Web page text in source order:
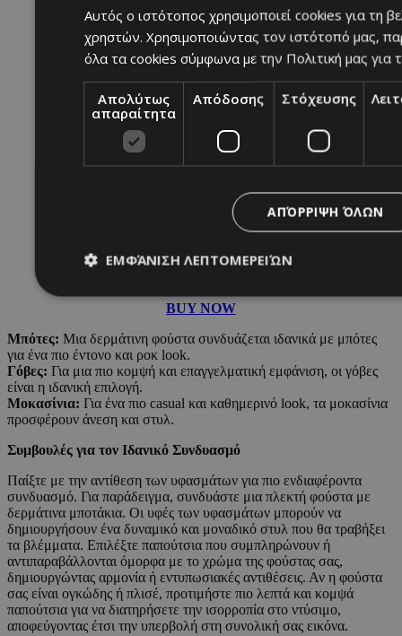
BUY NOW
Μπότες: Μια δερμάτινη φούστα συνδυάζεται ιδανικά με μπότες
για ένα πιο έντονο και ροκ look.
Γόβες: Για μια πιο κομψή και επαγγελματική εμφάνιση, οι γόβες
είναι η ιδανική επιλογή.
Μοκασίνια: Για ένα πιο casual και καθημερινό look, τα μοκασίνια
προσφέρουν άνεση και στυλ.
Συμβουλές για τον Ιδανικό Συνδυασμό
Παίξτε με την αντίθεση των υφασμάτων για πιο ενδιαφέροντα
συνδυασμό. Για παράδειγμα, συνδυάστε μια πλεκτή φούστα με
δερμάτινα μποτάκια. Οι υφές των υφασμάτων μπορούν να
δημιουργήσουν ένα δυναμικό και μοναδικό στυλ που θα τραβήξει
τα βλέμματα. Επιλέξτε παπούτσια που συμπληρώνουν ή
αντιπαραβάλλονται όμορφα με το χρώμα της φούστας σας,
δημιουργώντας αρμονία ή εντυπωσιακές αντιθέσεις. Αν η φούστα
σας είναι ογκώδης ή πλισέ, προτιμήστε πιο λεπτά και κομψά
παπούτσια για να διατηρήσετε την ισορροπία στο ντύσιμο,
αποφεύγοντας έτσι την υπερβολή στη συνολική σας εικόνα.
Αυτός ο ιστότοπος χρησιμοποιεί cookies για τη
χρηστών. Χρησιμοποιώντας τον ιστότοπό μας,
όλα τα cookies σύμφωνα με την Πολιτική μας για
Απολύτως
απαραίτητα
Απόδοσης Στόχευσης
ΑΠΌΡΡΙΨΗ ΌΛΩΝ
ΕΜΦΆΝΙΣΗ ΛΕΠΤΟΜΕΡΕΙΏΝ
Απολύτως απαραίτητα Απόδοσης Στόχευσης
Τα απολύτως απαραίτητα cookies επιτρέπουν βασικές
χρήστη και τη διαχείριση λογαριασμού. Ο ιστότοπος δεν
απολύτως απαραίτητα cookies.
Ονοματεπώνυμο
__cf_bm
Cloudflare Inc.
.twitter.com
29
Google Privacy